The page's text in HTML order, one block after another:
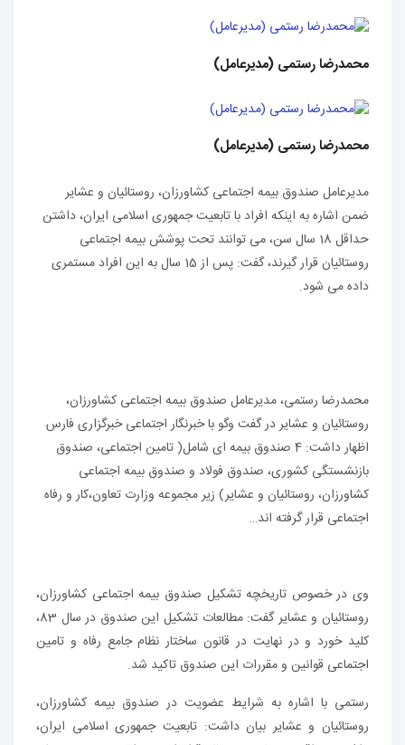
محمدرضا رستمی (مدیرعامل)
محمدرضا رستمی (مدیرعامل)
مدیرعامل صندوق بیمه اجتماعی کشاورزان، روستائیان و عشایر
ضمن اشاره به اینکه افراد با تابعیت جمهوری اسلامی ایران، داشتن
حداقل 18 سال سن، می توانند تحت پوشش بیمه اجتماعی
روستائیان قرار گیرند، گفت: پس از 15 سال به این افراد مستمری
داده می شود.
محمدرضا رستمی، مدیرعامل صندوق بیمه اجتماعی کشاورزان،
روستائیان و عشایر در گفت وگو با خبرنگار اجتماعی خبرگزاری فارس
اظهار داشت: 4 صندوق بیمه ای شامل( تامین اجتماعی، صندوق
بازنشستگی کشوری، صندوق فولاد و صندوق بیمه اجتماعی
کشاورزان، روستائیان و عشایر) زیر مجموعه وزارت تعاون،کار و رفاه
اجتماعی قرار گرفته اند…
وی در خصوص تاریخچه تشکیل صندوق بیمه اجتماعی کشاورزان،
روستائیان و عشایر گفت: مطالعات تشکیل این صندوق در سال 83،
کلید خورد و در نهایت در قانون ساختار نظام جامع رفاه و تامین
اجتماعی قوانین و مقررات این صندوق تاکید شد.
رستمی با اشاره به شرایط عضویت در صندوق بیمه کشاورزان،
روستائیان و عشایر بیان داشت: تابعیت جمهوری اسلامی ایران،